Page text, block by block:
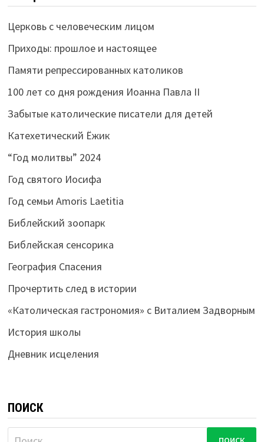
Церковь с человеческим лицом
Приходы: прошлое и настоящее
Памяти репрессированных католиков
100 лет со дня рождения Иоанна Павла II
Забытые католические писатели для детей
Катехетический Ёжик
“Год молитвы” 2024
Год святого Иосифа
Год семьи Amoris Laetitia
Библейский зоопарк
Библейская сенсорика
География Спасения
Прочертить след в истории
«Католическая гастрономия» с Виталием Задворным
История школы
Дневник исцеления
ПОИСК
Найти: